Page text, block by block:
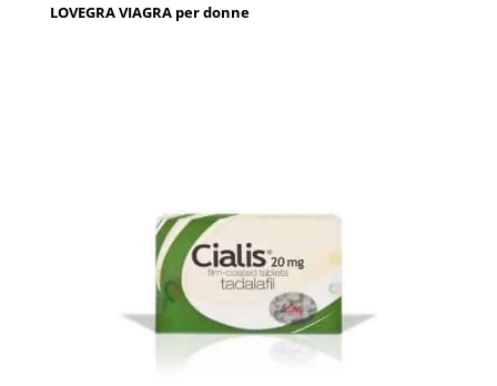
LOVEGRA VIAGRA per donne